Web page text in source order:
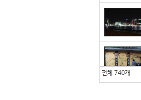
전체 740개